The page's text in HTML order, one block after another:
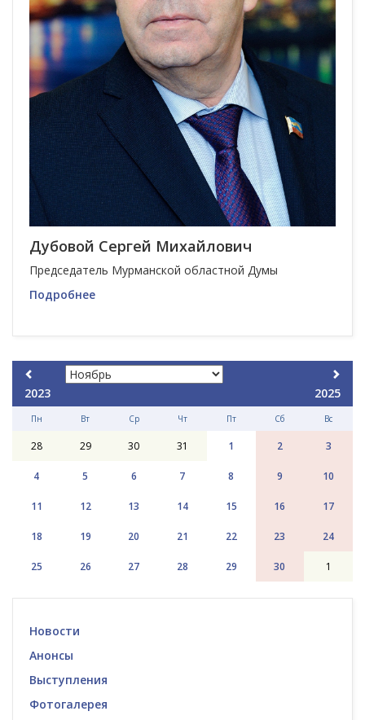
Дубовой Сергей Михайлович
Председатель Мурманской областной Думы
Подробнее
2023 2025
Пн Вт Ср Чт Пт Сб Вс
28 29 30 31 1 2 3
4 5 6 7 8 9 10
11 12 13 14 15 16 17
18 19 20 21 22 23 24
25 26 27 28 29 30 1
Новости
Анонсы
Выступления
Фотогалерея